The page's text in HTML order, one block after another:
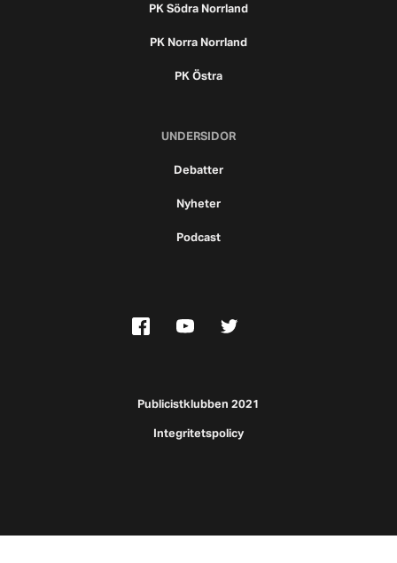
PK Södra Norrland
PK Norra Norrland
PK Östra
UNDERSIDOR
Debatter
Nyheter
Podcast
Publicistklubben 2021
Integritetspolicy